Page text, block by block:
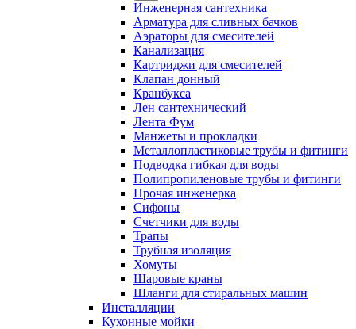
Инженерная сантехника
Арматура для сливных бачков
Аэраторы для смесителей
Канализация
Картриджи для смесителей
Клапан донный
Кранбукса
Лен сантехнический
Лента Фум
Манжеты и прокладки
Металлопластиковые трубы и фитинги
Подводка гибкая для воды
Полипропиленовые трубы и фитинги
Прочая инженерка
Сифоны
Счетчики для воды
Трапы
Трубная изоляция
Хомуты
Шаровые краны
Шланги для стиральных машин
Инсталляции
Кухонные мойки